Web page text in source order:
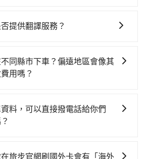
門才發現仍有上一組乘客遺留的垃
未歸還，又或者要還車時卻偏偏找
著用車或者要載其他乘客的人來說
有段距離，在遇到下雨天或者載行
。
預約，以免當場被坑受騙。雖然花
人以上，分坐兩台計程車就不太方
且品質穩定的tripool，可能更適合
認信，如此就完成預約了，而司機
前完成預約，越早下訂價格越低
一天傍晚五點前仍會收單，最遲如
交通且途中遵守台灣法律，無論是
機場接送、定期洗腎、包月上下
接送的需求，tripool都能滿足你。
提供翻譯服務？
同縣市下車？偏遠地區會像其
用嗎？
供的價格已經包含了所有基本的費
那樣收取額外費用。但如果您需要
料，可以直接撥電話給你們
要在用車前一天凌晨六點前完成更
旅步官網刷國外卡會有「海外